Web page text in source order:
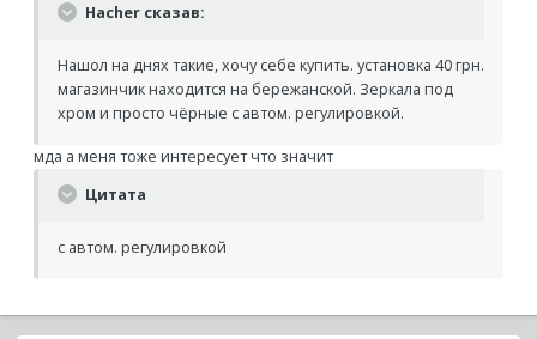
Hacher сказав:
Нашол на днях такие, хочу себе купить. установка 40 грн.
магазинчик находится на бережанской. Зеркала под
хром и просто чёрные с автом. регулировкой.
мда а меня тоже интересует что значит
Цитата
с автом. регулировкой